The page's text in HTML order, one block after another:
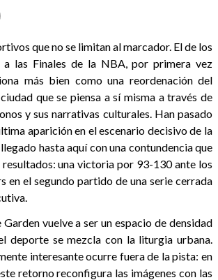
que no se limitan al marcador. El de los
las Finales de la NBA, por primera vez
más bien como una reordenación del
que se piensa a sí misma a través de
y sus narrativas culturales. Han pasado
aparición en el escenario decisivo de la
hasta aquí con una contundencia que
resultados: una victoria por 93-130 ante los
en el segundo partido de una serie cerrada
vuelve a ser un espacio de densidad
deporte se mezcla con la liturgia urbana.
interesante ocurre fuera de la pista: en
retorno reconfigura las imágenes con las